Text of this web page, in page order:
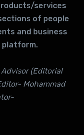
services
of people
and business
platform.
(Editorial
Mohammad